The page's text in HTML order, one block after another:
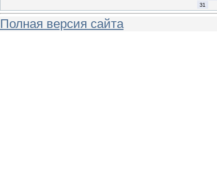
31
Полная версия сайта